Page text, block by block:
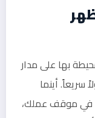
بها على مدار
أينما
في موقف عملك،